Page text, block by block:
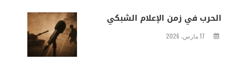
الحرب في زمن الإعلام الشبكي
17 مارس، 2026